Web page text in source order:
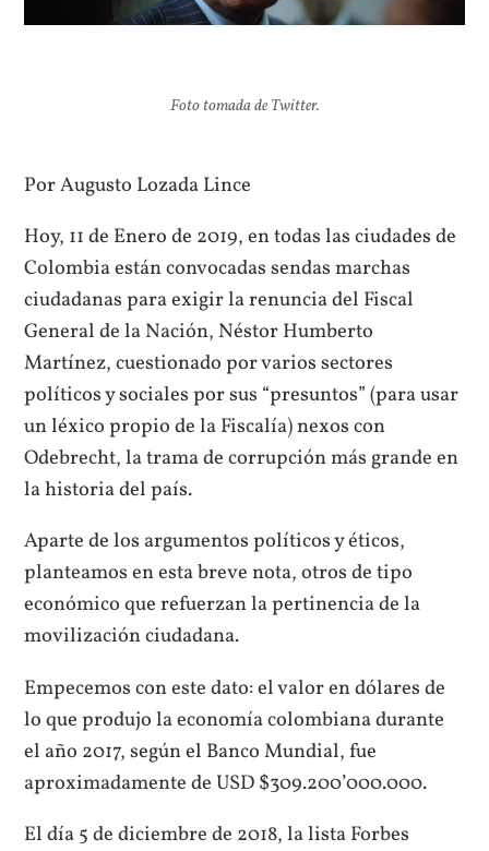
Foto tomada de Twitter.
Por Augusto Lozada Lince
Hoy, 11 de Enero de 2019, en todas las ciudades de
Colombia están convocadas sendas marchas
ciudadanas para exigir la renuncia del Fiscal
General de la Nación, Néstor Humberto
Martínez, cuestionado por varios sectores
políticos y sociales por sus “presuntos” (para usar
un léxico propio de la Fiscalía) nexos con
Odebrecht, la trama de corrupción más grande en
la historia del país.
Aparte de los argumentos políticos y éticos,
planteamos en esta breve nota, otros de tipo
económico que refuerzan la pertinencia de la
movilización ciudadana.
Empecemos con este dato: el valor en dólares de
lo que produjo la economía colombiana durante
el año 2017, según el Banco Mundial, fue
aproximadamente de USD $309.200’000.000.
El día 5 de diciembre de 2018, la lista Forbes